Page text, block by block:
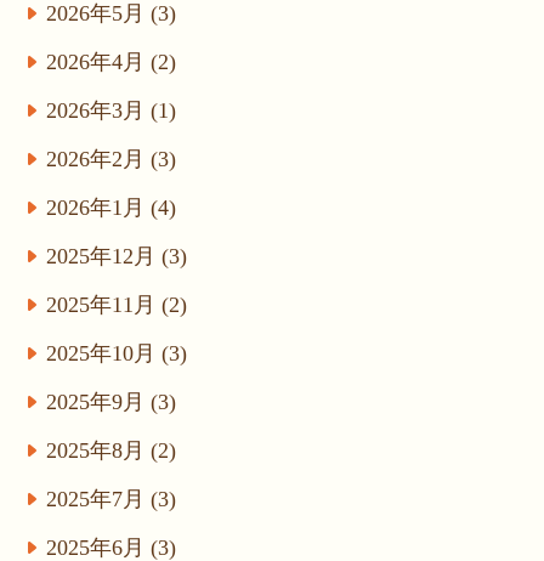
2026年5月 (3)
2026年4月 (2)
2026年3月 (1)
2026年2月 (3)
2026年1月 (4)
2025年12月 (3)
2025年11月 (2)
2025年10月 (3)
2025年9月 (3)
2025年8月 (2)
2025年7月 (3)
2025年6月 (3)